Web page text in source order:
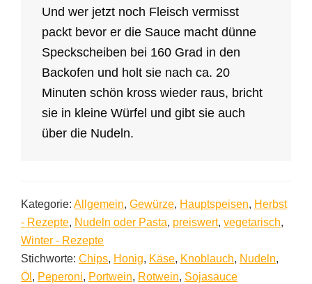
Und wer jetzt noch Fleisch vermisst
packt bevor er die Sauce macht dünne
Speckscheiben bei 160 Grad in den
Backofen und holt sie nach ca. 20
Minuten schön kross wieder raus, bricht
sie in kleine Würfel und gibt sie auch
über die Nudeln.
Kategorie: Allgemein, Gewürze, Hauptspeisen, Herbst
- Rezepte, Nudeln oder Pasta, preiswert, vegetarisch,
Winter - Rezepte
Stichworte: Chips, Honig, Käse, Knoblauch, Nudeln,
Öl , Peperoni, Portwein, Rotwein, Sojasauce